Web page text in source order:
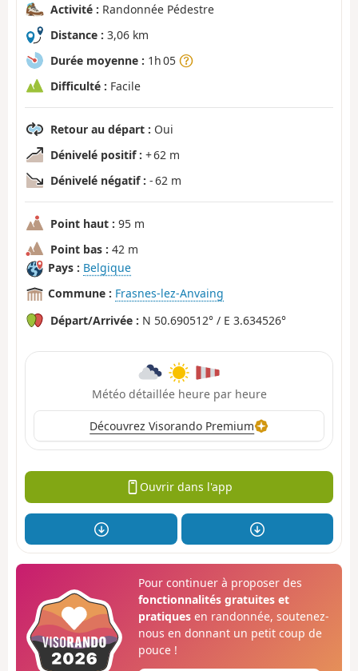
Activité : Randonnée Pédestre
Distance : 3,06 km
Durée moyenne : 1h 05
Difficulté : Facile
Retour au départ : Oui
Dénivelé positif : + 62 m
Dénivelé négatif : - 62 m
Point haut : 95 m
Point bas : 42 m
Pays : Belgique
Commune : Frasnes-lez-Anvaing
Départ/Arrivée : N 50.690512° / E 3.634526°
Météo détaillée heure par heure
Découvrez Visorando Premium
Ouvrir dans l'app
Pour continuer à proposer des
fonctionnalités gratuites et
pratiquesen randonnée, soutenez-
nous en donnant un petit coup de
pouce !